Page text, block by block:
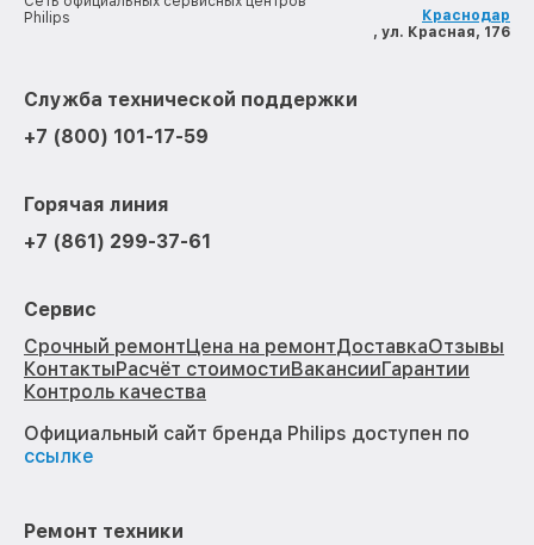
Philips
Краснодар
, ул. Красная, 176
Служба технической поддержки
+7 (800) 101-17-59
Горячая линия
+7 (861) 299-37-61
Сервис
Срочный ремонтЦена на ремонтДоставкаОтзывы
КонтактыРасчёт стоимостиВакансииГарантии
Контроль качества
Официальный сайт бренда Philips доступен по
ссылке
Ремонт техники